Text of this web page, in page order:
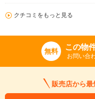
クチコミをもっと見る
無料 この物
お問い合
販売店から最